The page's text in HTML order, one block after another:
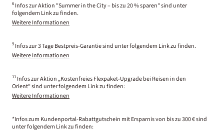
6 Infos zur Aktion "Summer in the City – bis zu 20 % sparen" sind unter
folgendem Link zu finden.
Weitere Informationen
9 Infos zur 3 Tage Bestpreis-Garantie sind unter folgendem Link zu finden.
Weitere Informationen
11 Infos zur Aktion „Kostenfreies Flexpaket-Upgrade bei Reisen in den
Orient“ sind unter folgendem Link zu finden:
Weitere Informationen
*Infos zum Kundenportal-Rabattgutschein mit Ersparnis von bis zu 300 € sind
unter folgendem Link zu finden: